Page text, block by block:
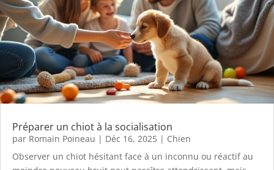
Préparer un chiot à la socialisation
par Romain Poineau | Déc 16, 2025 | Chien
Observer un chiot hésitant face à un inconnu ou réactif au